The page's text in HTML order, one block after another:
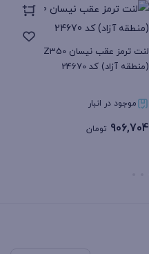
لنت ترمز عقب نیسان Z350
(منطقه آزاد) کد 24670
موجود در انبار
906,704 تومان